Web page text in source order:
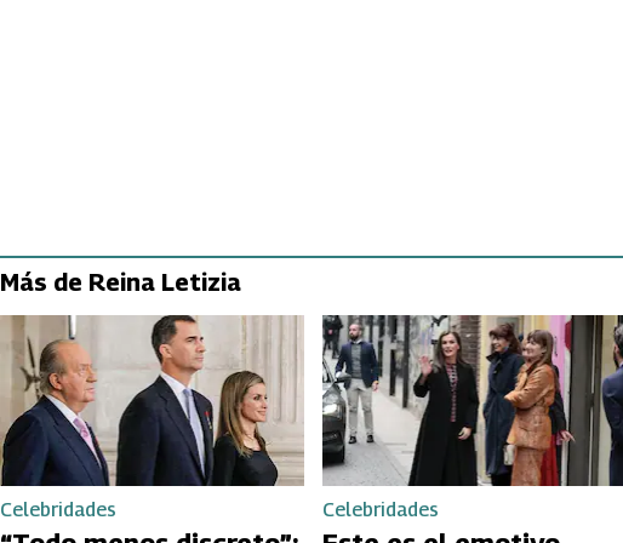
Más de Reina Letizia
Celebridades Celebridades